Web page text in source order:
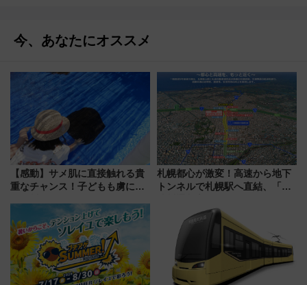
今、あなたにオススメ
【感動】サメ肌に直接触れる貴
重なチャンス！子どもも虜にな
メのタッチングプール」【夏休
み限定企画】
札幌都心が激変！高速から地下
トンネルで札幌駅へ直結、「創
から本格着工、延長4.8km整備
事業の全貌